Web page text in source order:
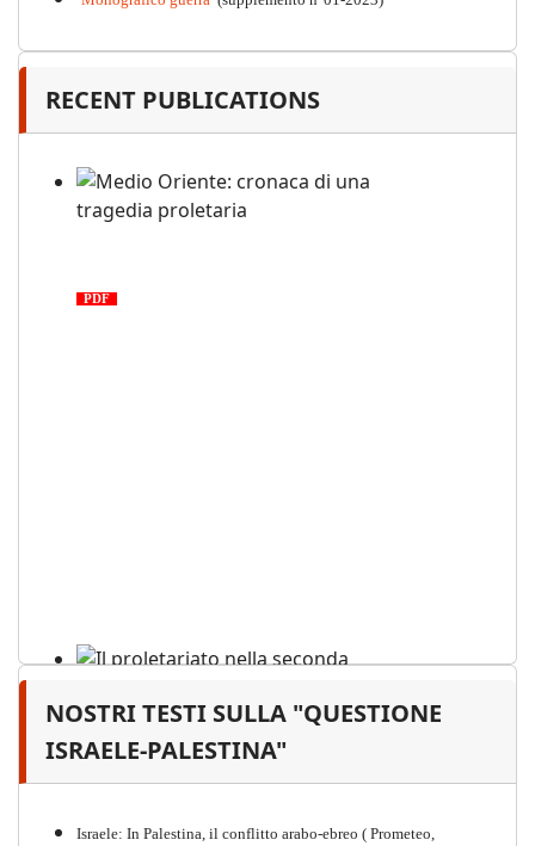
RECENT PUBLICATIONS
PDF
Il proletariato nella seconda
guerra mondiale e nella
NOSTRI TESTI SULLA "QUESTIONE
ISRAELE-PALESTINA"
Israele: In Palestina, il conflitto arabo-ebreo ( Prometeo,